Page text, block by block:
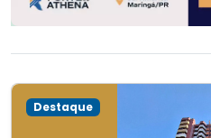
Destaque